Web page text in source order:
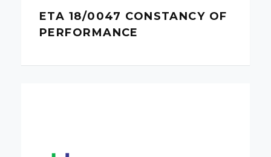
ETA 18/0047 CONSTANCY OF
PERFORMANCE